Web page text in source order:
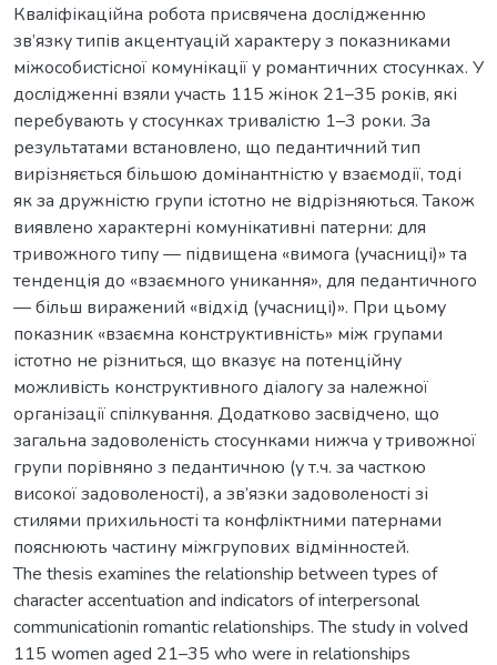
Кваліфікаційна робота присвячена дослідженню
зв’язку типів акцентуацій характеру з показниками
міжособистісної комунікації у романтичних стосунках. У
дослідженні взяли участь 115 жінок 21–35 років, які
перебувають у стосунках тривалістю 1–3 роки. За
результатами встановлено, що педантичний тип
вирізняється більшою домінантністю у взаємодії, тоді
як за дружністю групи істотно не відрізняються. Також
виявлено характерні комунікативні патерни: для
тривожного типу — підвищена «вимога (учасниці)» та
тенденція до «взаємного уникання», для педантичного
— більш виражений «відхід (учасниці)». При цьому
показник «взаємна конструктивність» між групами
істотно не різниться, що вказує на потенційну
можливість конструктивного діалогу за належної
організації спілкування. Додатково засвідчено, що
загальна задоволеність стосунками нижча у тривожної
групи порівняно з педантичною (у т.ч. за часткою
високої задоволеності), а зв’язки задоволеності зі
стилями прихильності та конфліктними патернами
пояснюють частину міжгрупових відмінностей.
The thesis examines the relationship between types of
character accentuation and indicators of interpersonal
communicationin romantic relationships. The study in volved
115 women aged 21–35 who were in relationships